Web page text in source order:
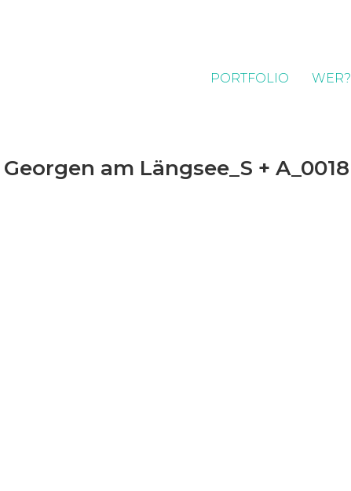
PORTFOLIO WER?
am Längsee_S + A_0018